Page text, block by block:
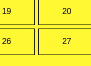
19 20
26 27